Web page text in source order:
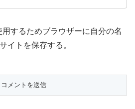
するためブラウザーに自分の名
イトを保存する。